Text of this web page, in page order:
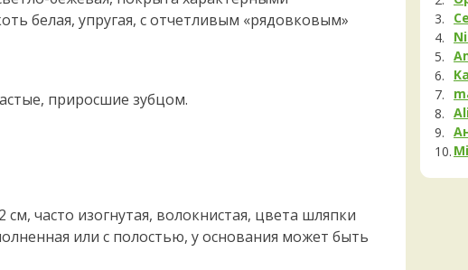
белая, упругая, с отчетливым «рядовковым»
приросшие зубцом.
часто изогнутая, волокнистая, цвета шляпки
или с полостью, у основания может быть